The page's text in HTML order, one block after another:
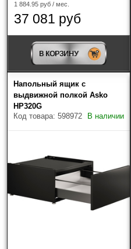
1 884.95 руб / мес.
37 081 руб
В КОРЗИНУ
Напольный ящик с
выдвижной полкой Asko
HP320G
Код товара: 598972
В наличии